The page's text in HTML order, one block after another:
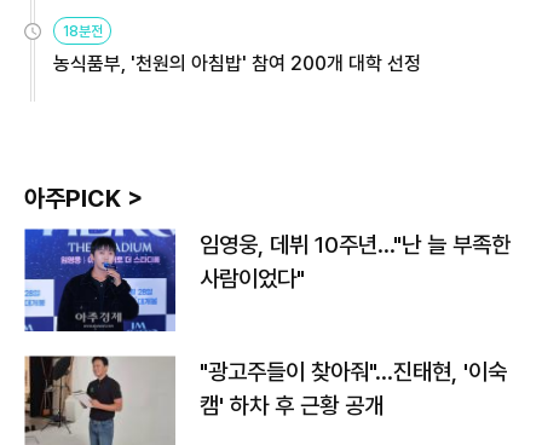
원
18분전
농식품부, '천원의 아침밥' 참여 200개 대학 선정
아주PICK >
임영웅, 데뷔 10주년…"난 늘 부족한
사람이었다"
"광고주들이 찾아줘"…진태현, '이숙
캠' 하차 후 근황 공개